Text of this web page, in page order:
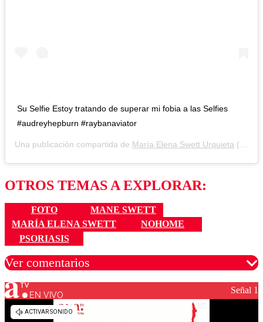
Su Selfie Estoy tratando de superar mi fobia a las Selfies
#audreyhepburn #raybanaviator
Una publicación compartida de María Elena Swett Urquieta (@maneswett) el
OTROS TEMAS A EXPLORAR:
FOTO
MANE SWETT
MARÍA ELENA SWETT
NOHOME
PSORIASIS
Ver comentarios
Los comentarios son moderados para garantizar un
EN VIVO Señal 1